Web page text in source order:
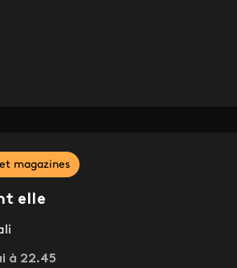
magazines
elle
à 22.45